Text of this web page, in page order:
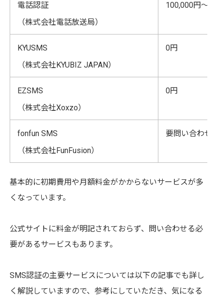
電話認証
（株式会社電話放送局）
100,000円〜
KYUSMS
（株式会社KYUBIZ JAPAN）
0円
EZSMS
（株式会社Xoxzo）
0円
fonfun SMS
（株式会社FunFusion）
要問い合わせ
基本的に初期費用や月額料金がかからないサービスが多
くなっています。
公式サイトに料金が明記されておらず、問い合わせる必
要があるサービスもあります。
SMS認証の主要サービスについては以下の記事でも詳し
く解説していますので、参考にしていただき、気になる